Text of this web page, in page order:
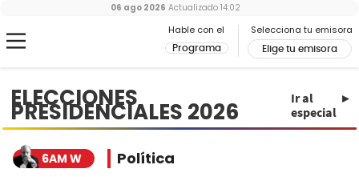
Hable con el
Programa
Selecciona tu emisora
Elige tu emisora
06 ago 2026 Actualizado 14:02
ELECCIONES
PRESIDENCIALES 2026
Ir al
especial
6AM W Política